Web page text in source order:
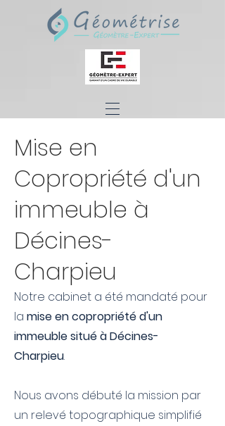
Mise en
Copropriété d'un
immeuble à
Décines-
Charpieu
Notre cabinet a été mandaté pour
la mise en copropriété d'un
immeuble situé à Décines-
Charpieu.
Nous avons débuté la mission par
un relevé topographique simplifié